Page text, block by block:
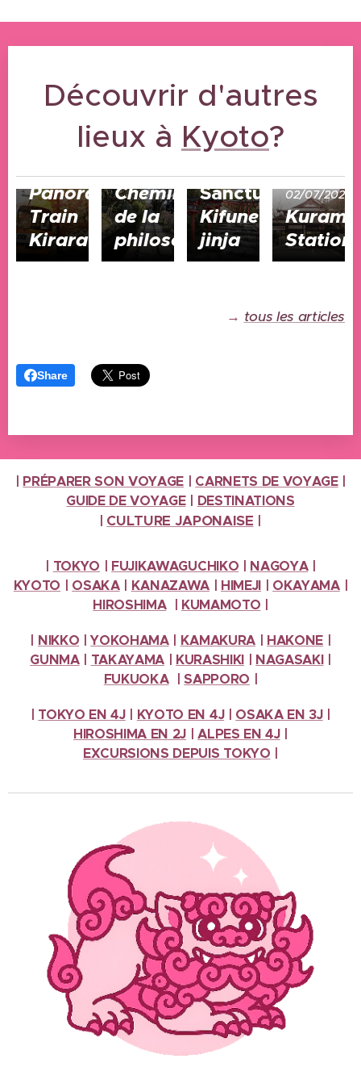
Découvrir d'autres
lieux à Kyoto?
03/07/2025
Eizan
Electric
Railwayet
Panorama
Train
Kirara
Chemin
de la
philosophie
Sanctuaire
Kifune-
jinja
02/07/2025
Kurama
Station
→ tous les articles
Share
PRÉPARER SON VOYAGE CARNETS DE VOYAGE|
GUIDE DE VOYAGE| DESTINATIONS
CULTURE JAPONAISE |
TOKYO FUJIKAWAGUCHIKO NAGOYA|
KYOTO
OSAKA| KANAZAWA HIMEJI OKAYAMA|
HIROSHIMA| KUMAMOTO
NIKKO |YOKOHAMA| KAMAKURA HAKONE
GUNMA| TAKAYAMA| KURASHIKI NAGASAKI|
FUKUOKA|SAPPORO
TOKYO EN 4J KYOTO EN 4J OSAKA EN 3J
HIROSHIMA EN 2J
|ALPES EN 4J
EXCURSIONS DEPUIS TOKYO